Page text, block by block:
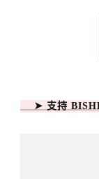
➤ 支持